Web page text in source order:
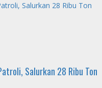
Salurkan 28 Ribu Ton
Salurkan 28 Ribu Ton